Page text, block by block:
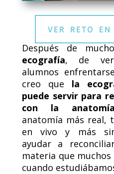
VER RETO EN
Después de
ecografía, de
alumnos
creo que la
puede servir para
con la anatomía
anatomía más real,
en vivo y más
ayudar a
materia que
cuando